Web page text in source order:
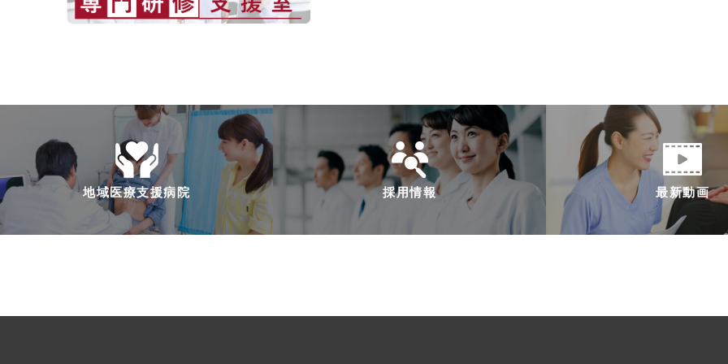
地域医療支援病院 採用情報 最新動画